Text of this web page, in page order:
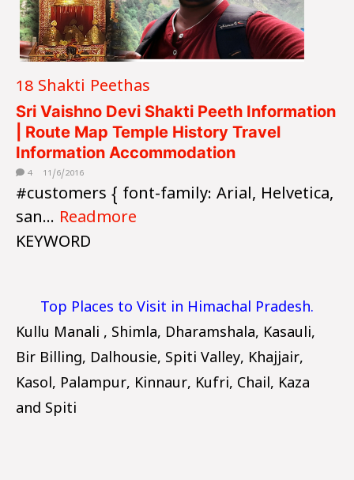
18 Shakti Peethas
Sri Vaishno Devi Shakti Peeth Information
| Route Map Temple History Travel
Information Accommodation
4 11/6/2016
#customers { font-family: Arial, Helvetica,
san... Readmore
KEYWORD
Top Places to Visit in Himachal Pradesh.
Kullu Manali , Shimla, Dharamshala, Kasauli,
Bir Billing, Dalhousie, Spiti Valley, Khajjair,
Kasol, Palampur, Kinnaur, Kufri, Chail, Kaza
and Spiti